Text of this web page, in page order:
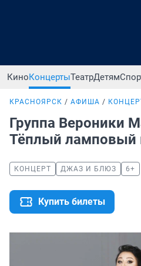
КиноКонцертыТеатрДетям
КРАСНОЯРСК АФИША
Группа Вероники
Тёплый ламповый
КОНЦЕРТ ДЖАЗ И БЛЮЗ 6+
Купить билеты